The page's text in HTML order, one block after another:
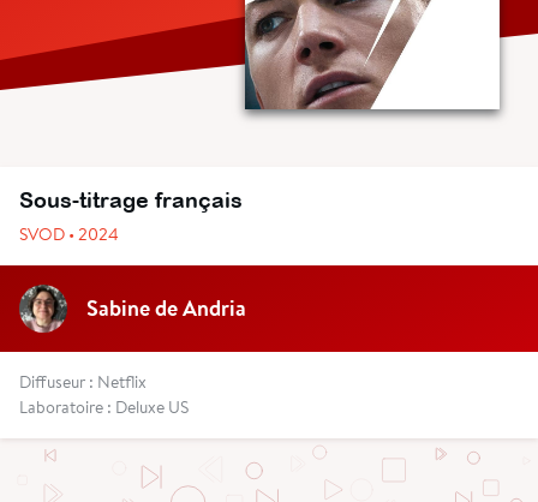
Sous-titrage français
SVOD • 2024
Sabine de Andria
Diffuseur : Netflix
Laboratoire : Deluxe US